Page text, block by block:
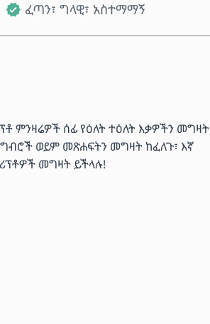
ፈጣን፣ ግላዊ፣ አስተማማኝ
ምንዛሬዎች ሰፊ የዕለት ተዕለት እቃዎችን መግዛት
ወይም መጽሐፍትን መግዛት ከፈለጉ፣ እኛ
መግዛት ይችላሉ!